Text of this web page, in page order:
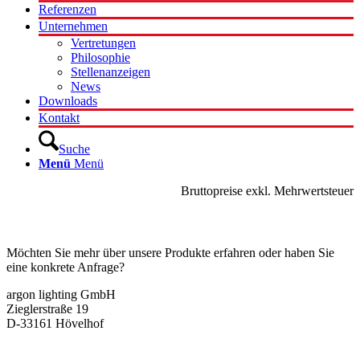
Referenzen
Unternehmen
Vertretungen
Philosophie
Stellenanzeigen
News
Downloads
Kontakt
Suche
Menü Menü
Bruttopreise exkl. Mehrwertsteuer
Möchten Sie mehr über unsere Produkte erfahren oder haben Sie
eine konkrete Anfrage?
argon lighting GmbH
Zieglerstraße 19
D-33161 Hövelhof